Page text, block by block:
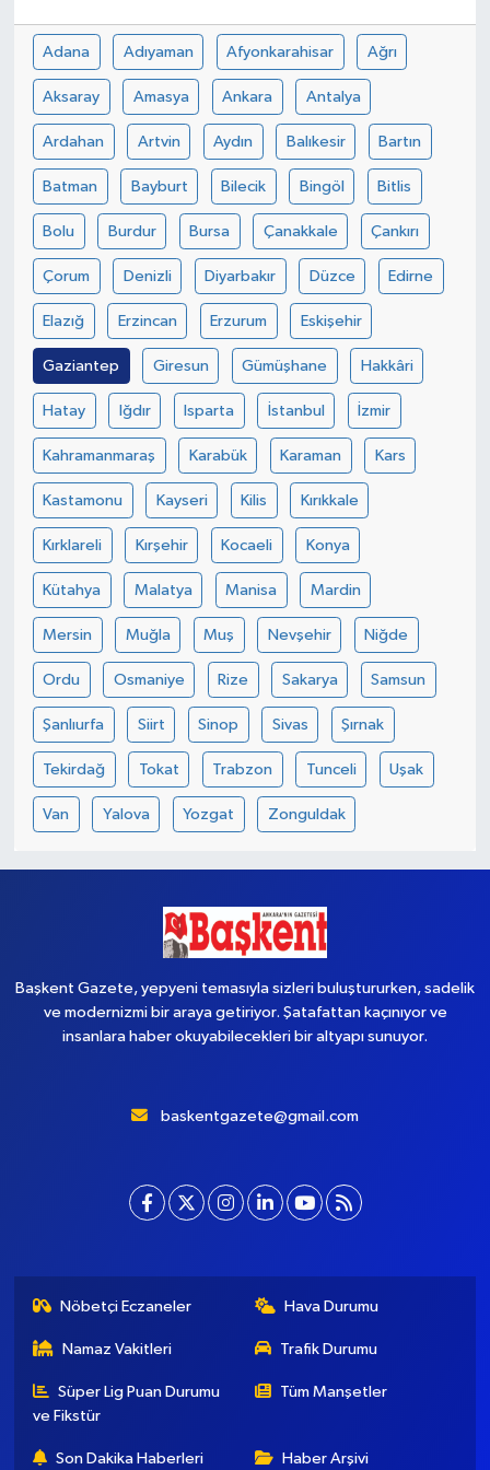
Adana Adıyaman Afyonkarahisar Ağrı
Aksaray Amasya Ankara Antalya
Ardahan Artvin Aydın Balıkesir Bartın
Batman Bayburt Bilecik Bingöl Bitlis
Bolu Burdur Bursa Çanakkale Çankırı
Çorum Denizli Diyarbakır Düzce Edirne
Elazığ Erzincan Erzurum Eskişehir
Gaziantep Giresun Gümüşhane Hakkâri
Hatay Iğdır Isparta İstanbul İzmir
Kahramanmaraş Karabük Karaman Kars
Kastamonu Kayseri Kilis Kırıkkale
Kırklareli Kırşehir Kocaeli Konya
Kütahya Malatya Manisa Mardin
Mersin Muğla Muş Nevşehir Niğde
Ordu Osmaniye Rize Sakarya Samsun
Şanlıurfa Siirt Sinop Sivas Şırnak
Tekirdağ Tokat Trabzon Tunceli Uşak
Van Yalova Yozgat Zonguldak
Başkent Gazete, yepyeni temasıyla sizleri buluştururken, sadelik
ve modernizmi bir araya getiriyor. Şatafattan kaçınıyor ve
insanlara haber okuyabilecekleri bir altyapı sunuyor.
baskentgazete@gmail.com
Nöbetçi Eczaneler Hava Durumu
Namaz Vakitleri Trafik Durumu
Süper Lig Puan Durumu
ve Fikstür
Tüm Manşetler
Son Dakika Haberleri Haber Arşivi
Yaşam